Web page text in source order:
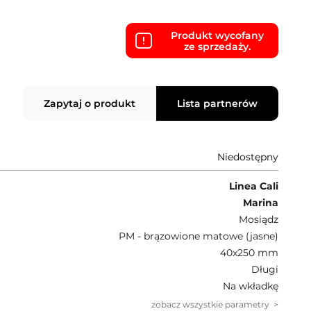
Produkt wycofany
ze sprzedaży.
Zapytaj o produkt Lista partnerów
Niedostępny
Linea Cali
Marina
Mosiądz
PM - brązowione matowe (jasne)
40x250 mm
Długi
Na wkładkę
zobacz wszystkie parametry